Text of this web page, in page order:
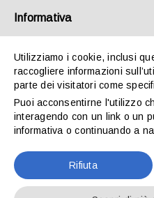
HOME
STUDIO DOTTORI
STUDIO LEGALE
Informativa
Utilizziamo i cookie, inclusi
raccogliere informazioni
parte dei visitatori come
Puoi acconsentirne l'utilizzo
interagendo con un link o un
informativa o continuando a
Rifiuta